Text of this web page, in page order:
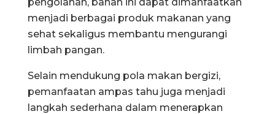
pengolahan, bahan ini dapat dimanfaatkan
menjadi berbagai produk makanan yang
sehat sekaligus membantu mengurangi
limbah pangan.
Selain mendukung pola makan bergizi,
pemanfaatan ampas tahu juga menjadi
langkah sederhana dalam menerapkan